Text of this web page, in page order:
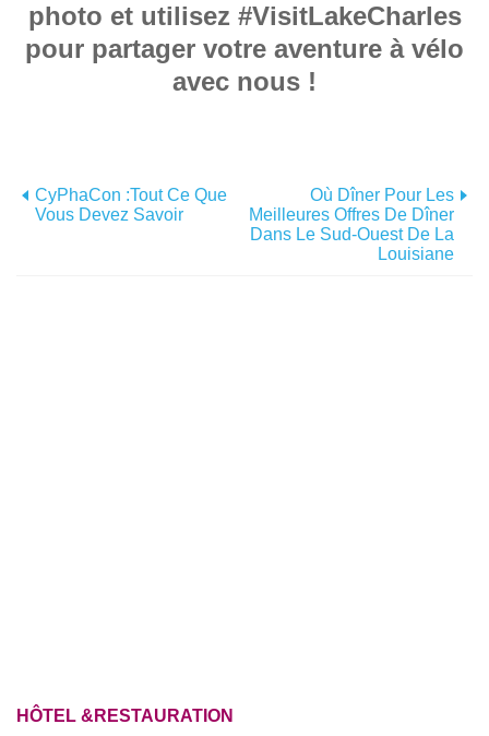
photo et utilisez #VisitLakeCharles
pour partager votre aventure à vélo
avec nous !
CyPhaCon :tout Ce Que
Vous Devez Savoir
Où Dîner Pour Les
Meilleures Offres De Dîner
Dans Le Sud-Ouest De La
Louisiane
HÔTEL &RESTAURATION